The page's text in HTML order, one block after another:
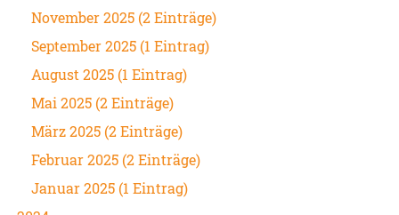
November 2025 (2 Einträge)
September 2025 (1 Eintrag)
August 2025 (1 Eintrag)
Mai 2025 (2 Einträge)
März 2025 (2 Einträge)
Februar 2025 (2 Einträge)
Januar 2025 (1 Eintrag)